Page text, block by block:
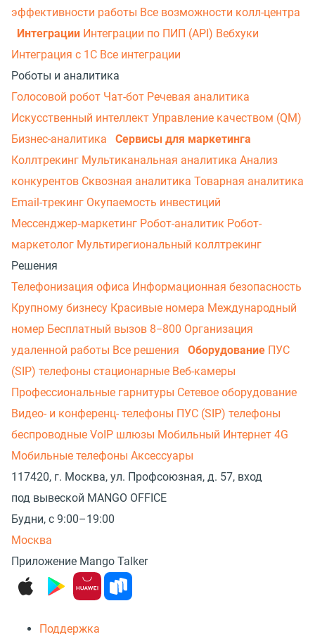
эффективности работы Все возможности колл-центра
Интеграции Интеграции по ПИП (API) Вебхуки
Интеграция с 1С Все интеграции
Роботы и аналитика
Голосовой робот Чат-бот Речевая аналитика
Искусственный интеллект Управление качеством (QM)
Бизнес-аналитика
Сервисы для маркетинга
Коллтрекинг Мультиканальная аналитика Анализ
конкурентов Сквозная аналитика Товарная аналитика
Email-трекинг Окупаемость инвестиций
Мессенджер‑маркетинг Робот-аналитик Робот-
маркетолог Мультирегиональный коллтрекинг
Решения
Телефонизация офиса Информационная безопасность
Крупному бизнесу Красивые номера Международный
номер Бесплатный вызов 8−800 Организация
удаленной работы Все решения Оборудование ПУС
(SIP) телефоны стационарные Веб-камеры
Профессиональные гарнитуры Сетевое оборудование
Видео- и конференц- телефоны ПУС (SIP) телефоны
беспроводные VoIP шлюзы Мобильный Интернет 4G
Мобильные телефоны Аксессуары
117420, г. Москва, ул. Профсоюзная, д. 57, вход
под вывеской MANGO OFFICE
Будни, с 9:00–19:00
Москва
Приложение Mango Talker
Поддержка